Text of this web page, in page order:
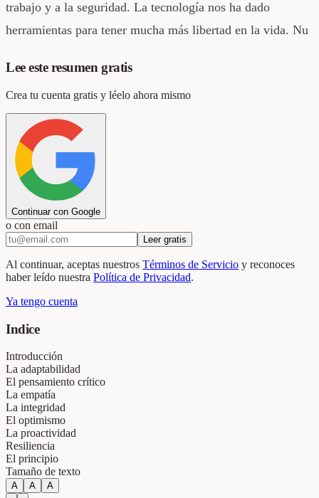
trabajo y a la seguridad. La tecnología nos ha dado
herramientas para tener mucha más libertad en la vida. Nu
Lee este resumen gratis
Crea tu cuenta gratis y léelo ahora mismo
Continuar con Google
o con email
Leer gratis
Al continuar, aceptas nuestros Términos de Servicio y reconoces
haber leído nuestra Política de Privacidad.
Ya tengo cuenta
Indice
Introducción
La adaptabilidad
El pensamiento crítico
La empatía
La integridad
El optimismo
La proactividad
Resiliencia
El principio
Tamaño de texto
A A A